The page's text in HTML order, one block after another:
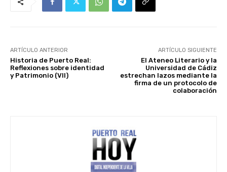
ARTÍCULO ANTERIOR
Historia de Puerto Real:
Reflexiones sobre identidad
y Patrimonio (VII)
ARTÍCULO SIGUIENTE
El Ateneo Literario y la
Universidad de Cádiz
estrechan lazos mediante la
firma de un protocolo de
colaboración